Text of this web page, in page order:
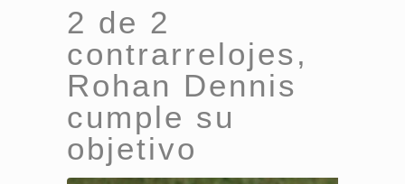
2 de 2
contrarrelojes,
Rohan Dennis
cumple su
objetivo